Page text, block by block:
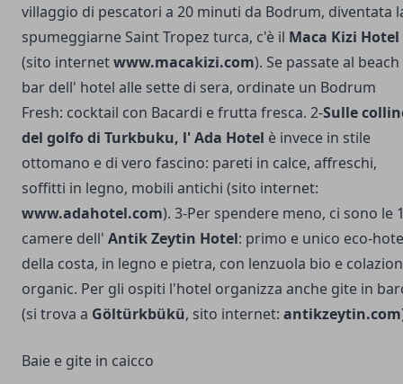
villaggio di pescatori a 20 minuti da Bodrum, diventata
spumeggiarne Saint Tropez turca, c'è il Maca Kizi Hotel
(sito internetwww.macakizi.com). Se passate al beach
bar dell' hotel alle sette di sera, ordinate un Bodrum
Fresh: cocktail con Bacardi e frutta fresca. 2-Sulle
del golfo di Turkbuku, l' Ada Hotel è invece in stile
ottomano e di vero fascino: pareti in calce, affreschi,
soffitti in legno, mobili antichi (sito internet:
www.adahotel.com). 3-Per spendere meno, ci sono le
camere dell' Antik Zeytin Hotel: primo e unico eco-
della costa, in legno e pietra, con lenzuola bio e
organic. Per gli ospiti l'hotel organizza anche gite in
(si trova a Göltürkbükü, sito internet: antikzeytin.com
Baie e gite in caicco